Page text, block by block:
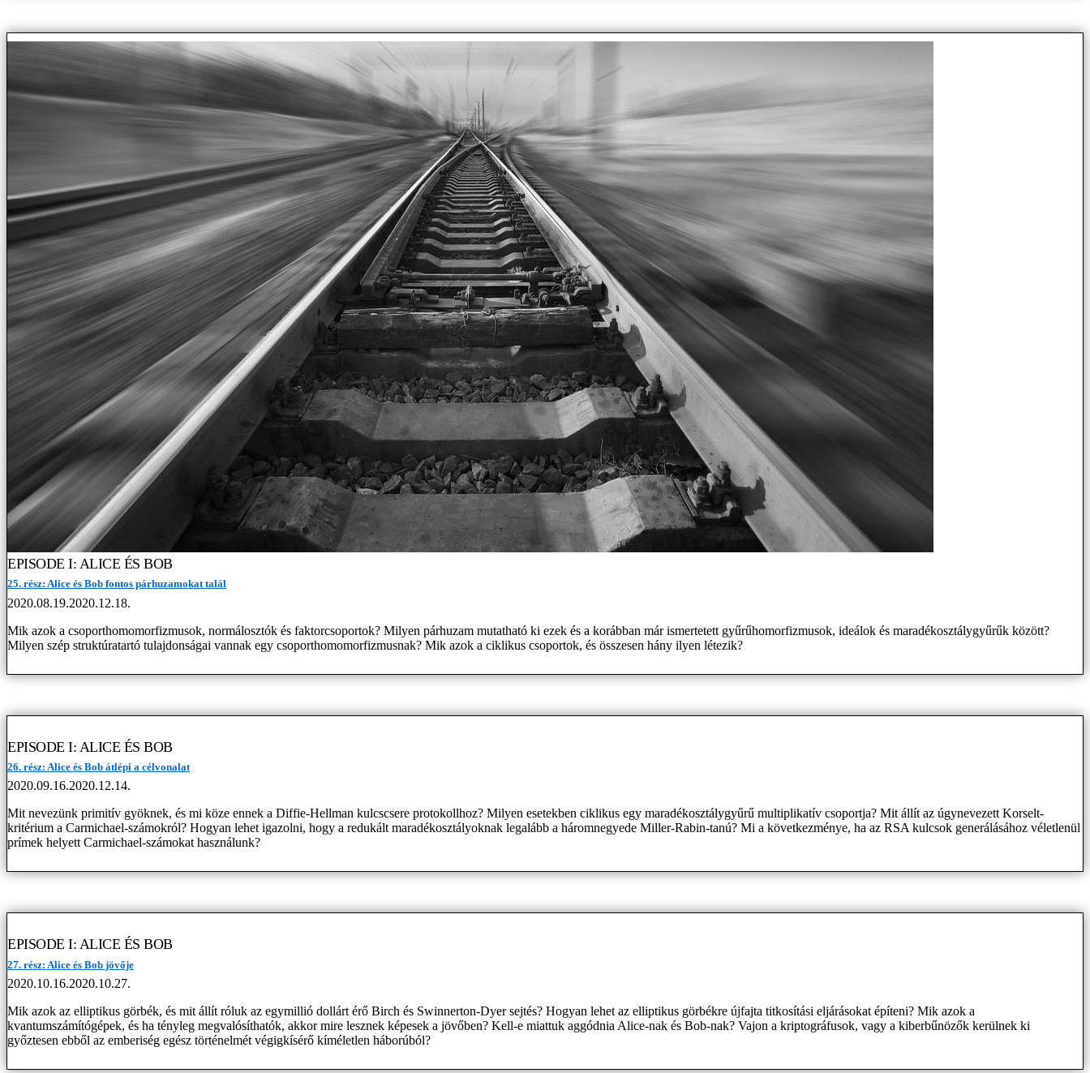
EPISODE I: ALICE ÉS BOB
25. rész: Alice és Bob fontos párhuzamokat talál
2020.08.19.2020.12.18.
Mik azok a csoporthomomorfizmusok, normálosztók és faktorcsoportok? Milyen párhuzam mutatható ki ezek és a korábban már ismertetett gyűrűhomorfizmusok, ideálok és maradékosztálygyűrűk között?
Milyen szép struktúratartó tulajdonságai vannak egy csoporthomomorfizmusnak? Mik azok a ciklikus csoportok, és összesen hány ilyen létezik?
EPISODE I: ALICE ÉS BOB
26. rész: Alice és Bob átlépi a célvonalat
2020.09.16.2020.12.14.
Mit nevezünk primitív gyöknek, és mi köze ennek a Diffie-Hellman kulcscsere protokollhoz? Milyen esetekben ciklikus egy maradékosztálygyűrű multiplikatív csoportja? Mit állít az úgynevezett Korselt-
kritérium a Carmichael-számokról? Hogyan lehet igazolni, hogy a redukált maradékosztályoknak legalább a háromnegyede Miller-Rabin-tanú? Mi a következménye, ha az RSA kulcsok generálásához véletlenül
prímek helyett Carmichael-számokat használunk?
EPISODE I: ALICE ÉS BOB
27. rész: Alice és Bob jövője
2020.10.16.2020.10.27.
Mik azok az elliptikus görbék, és mit állít róluk az egymillió dollárt érő Birch és Swinnerton-Dyer sejtés? Hogyan lehet az elliptikus görbékre újfajta titkosítási eljárásokat építeni? Mik azok a
kvantumszámítógépek, és ha tényleg megvalósíthatók, akkor mire lesznek képesek a jövőben? Kell-e miattuk aggódnia Alice-nak és Bob-nak? Vajon a kriptográfusok, vagy a kiberbűnözők kerülnek ki
győztesen ebből az emberiség egész történelmét végigkísérő kíméletlen háborúból?